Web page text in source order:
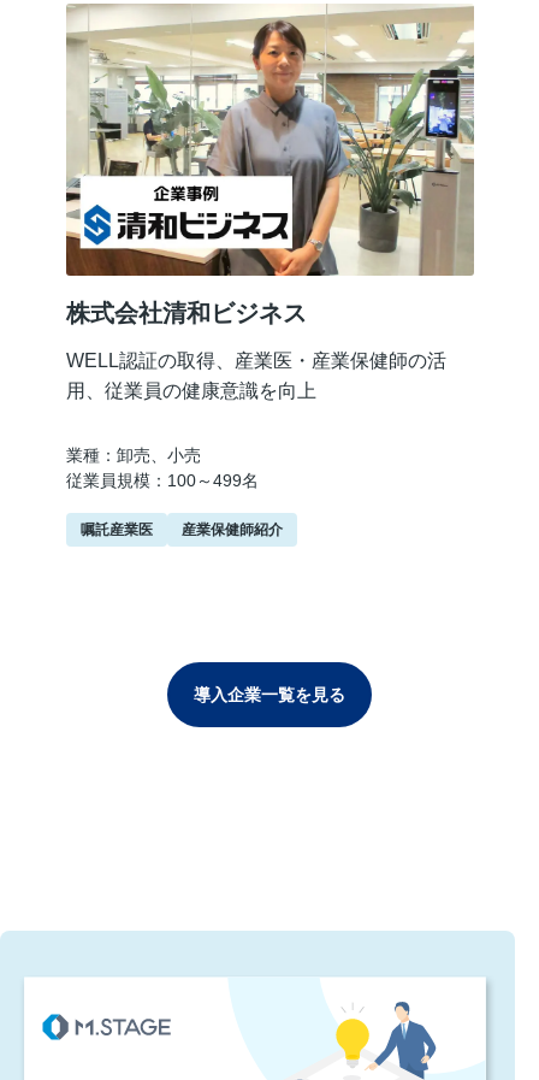
株式会社清和ビジネス
WELL認証の取得、産業医・産業保健師の活
用、従業員の健康意識を向上
業種：卸売、小売
従業員規模：100～499名
嘱託産業医 産業保健師紹介
導入企業一覧を見る